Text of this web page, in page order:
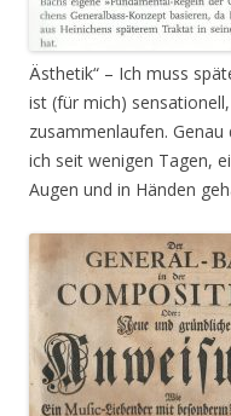
Ästhetik“ – Ich muss
ist (für mich)
zusammenlaufen.
ich seit wenigen Tagen,
Augen und in Händen